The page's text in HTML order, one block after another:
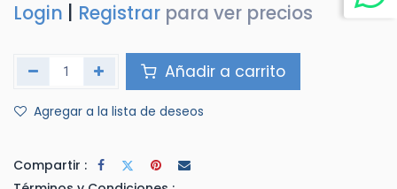
Login Registrar para ver precios
Añadir a carrito
Agregar a la lista de deseos
Compartir :